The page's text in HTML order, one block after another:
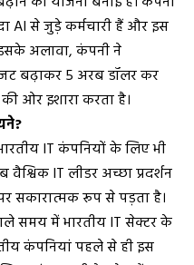
AI से जुड़े कर्मचारी हैं और इस
अलावा, कंपनी ने
बढ़ाकर 5 अरब डॉलर कर
ओर इशारा करता है।
IT कंपनियों के लिए भी
IT लीडर अच्छा प्रदर्शन
सकारात्मक रूप से पड़ता है।
समय में भारतीय IT सेक्टर के
कंपनियां पहले से ही इस